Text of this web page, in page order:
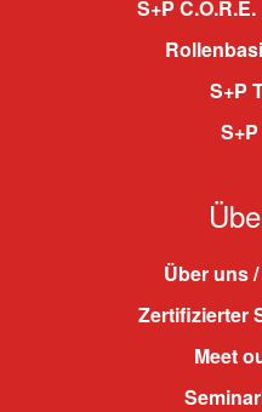
S+P
S+P
Über uns
Zertifizierter
Meet